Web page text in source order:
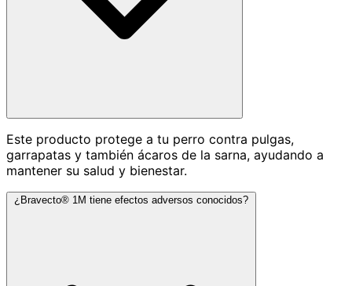
Este producto protege a tu perro contra pulgas,
garrapatas y también ácaros de la sarna, ayudando a
mantener su salud y bienestar.
¿Bravecto® 1M tiene efectos adversos conocidos?